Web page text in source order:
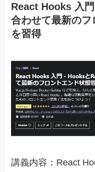
React Hooks 入
合わせて最新の
を習得
講義内容：React